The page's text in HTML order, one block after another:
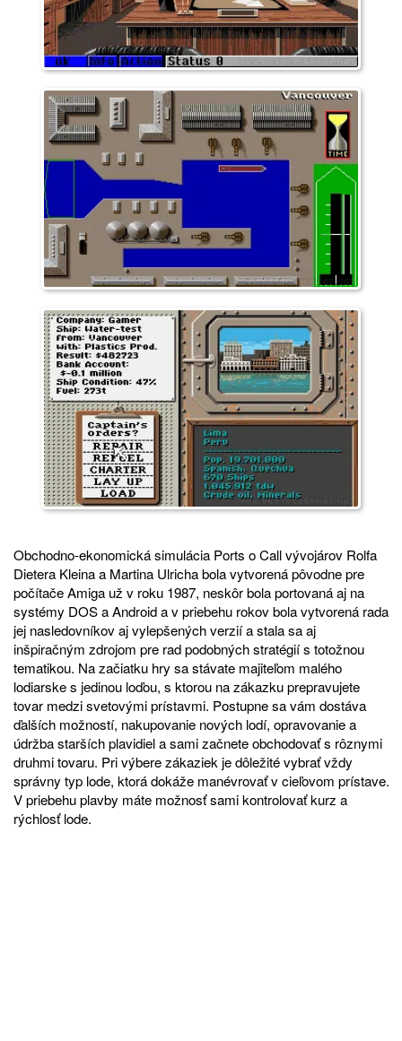
Obchodno-ekonomická simulácia Ports o Call vývojárov Rolfa
Dietera Kleina a Martina Ulricha bola vytvorená pôvodne pre
počítače Amiga už v roku 1987, neskôr bola portovaná aj na
systémy DOS a Android a v priebehu rokov bola vytvorená rada
jej nasledovníkov aj vylepšených verzií a stala sa aj
inšpiračným zdrojom pre rad podobných stratégií s totožnou
tematikou. Na začiatku hry sa stávate majiteľom malého
lodiarske s jedinou loďou, s ktorou na zákazku prepravujete
tovar medzi svetovými prístavmi. Postupne sa vám dostáva
ďalších možností, nakupovanie nových lodí, opravovanie a
údržba starších plavidiel a sami začnete obchodovať s rôznymi
druhmi tovaru. Pri výbere zákaziek je dôležité vybrať vždy
správny typ lode, ktorá dokáže manévrovať v cieľovom prístave.
V priebehu plavby máte možnosť sami kontrolovať kurz a
rýchlosť lode.